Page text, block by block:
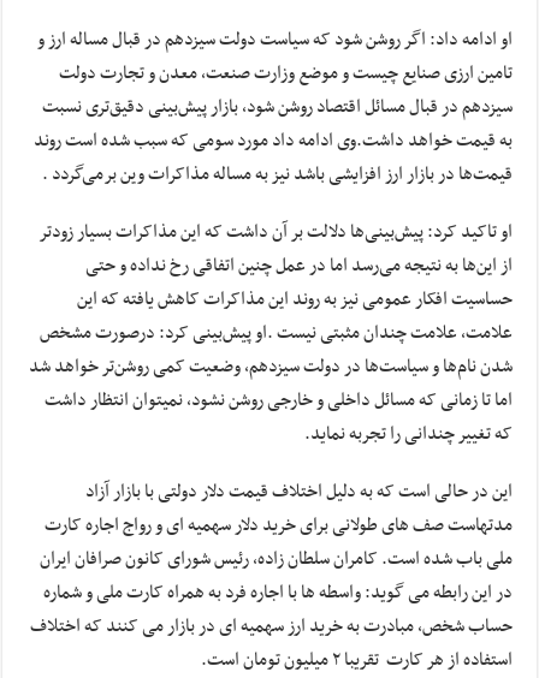
او ادامه داد: اگر روشن شود که سیاست دولت سیزدهم در قبال مساله ارز و
تامین ارزی صنایع چیست و موضع وزارت صنعت، معدن و تجارت دولت
سیزدهم در قبال مسائل اقتصاد روشن شود، بازار پیش‌بینی دقیق‌تری نسبت
به قیمت خواهد داشت.وی ادامه داد مورد سومی که سبب شده است روند
قیمت‌ها در بازار ارز افزایشی باشد نیز به مساله مذاکرات وین برمی‌گردد .
او تاکید کرد: پیش‌بینی‌ها دلالت بر آن داشت که این مذاکرات بسیار زودتر
از این‌ها به نتیجه می‌رسد اما در عمل چنین اتفاقی رخ نداده و حتی
حساسیت افکار عمومی نیز به روند این مذاکرات کاهش یافته که این
علامت، علامت چندان مثبتی نیست .او پیش‌بینی کرد: درصورت مشخص
شدن نام‌ها و سیاست‌ها در دولت سیزدهم، وضعیت کمی روشن‌تر خواهد شد
اما تا زمانی که مسائل داخلی و خارجی روشن نشود، نمی‎توان انتظار داشت
که تغییر چندانی را تجربه نماید.
این در حالی است که به دلیل اختلاف قیمت دلار دولتی با بازار آزاد
مدتهاست صف های طولانی برای خرید دلار سهمیه ای و رواج اجاره کارت
ملی باب شده است. کامران سلطان زاده، رئیس شورای کانون صرافان ایران
در این رابطه می گوید: واسطه ها با اجاره فرد به همراه کارت ملی و شماره
حساب شخص، مبادرت به خرید ارز سهمیه ای در بازار می کنند که اختلاف
استفاده از هر کارت تقریبا ۲ میلیون تومان است.